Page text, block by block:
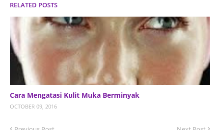
RELATED POSTS
Cara Mengatasi Kulit Muka Berminyak
OCTOBER 09, 2016